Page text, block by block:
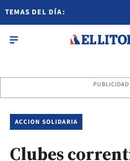
TEMAS DEL DÍA:
PUBLICIDAD
ACCION SOLIDARIA
Clubes